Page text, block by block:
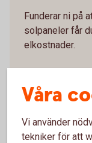
Funderar ni på
solpaneler får
elkostnader.
Våra
Vi använder
tekniker för att